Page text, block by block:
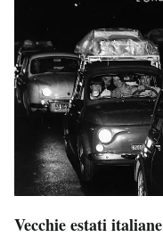
Vecchie estati italiane